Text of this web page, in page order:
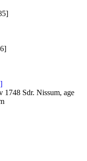
[I2885]‎
[I2886]‎
1748 Sdr. Nissum‎, age